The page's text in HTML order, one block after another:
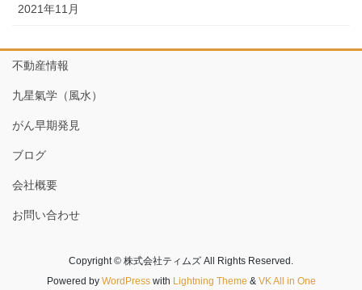
2021年11月
不動産情報
九星氣学（風水）
がん早期発見
ブログ
会社概要
お問い合わせ
Copyright © 株式会社ティムズ All Rights Reserved.
Powered by WordPresswith Lightning Theme & VK All in One